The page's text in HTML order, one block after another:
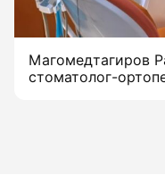
Магомедтагиров
стоматолог-